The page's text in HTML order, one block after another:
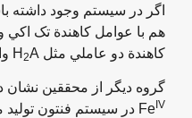
اگر در سيستم وجود داشته
کاهندة دو عاملي مثل H
2A واکنش دهد.
گروه ديگر از محققين نشان
FeIV
در سيستم فنتون توليد